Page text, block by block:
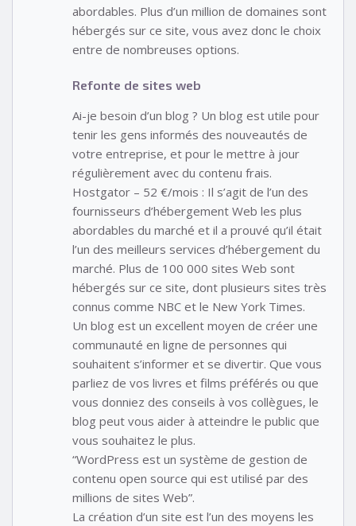
abordables. Plus d’un million de domaines sont
hébergés sur ce site, vous avez donc le choix
entre de nombreuses options.
Refonte de sites web
Ai-je besoin d’un blog ? Un blog est utile pour
tenir les gens informés des nouveautés de
votre entreprise, et pour le mettre à jour
régulièrement avec du contenu frais.
Hostgator – 52 €/mois : Il s’agit de l’un des
fournisseurs d’hébergement Web les plus
abordables du marché et il a prouvé qu’il était
l’un des meilleurs services d’hébergement du
marché. Plus de 100 000 sites Web sont
hébergés sur ce site, dont plusieurs sites très
connus comme NBC et le New York Times.
Un blog est un excellent moyen de créer une
communauté en ligne de personnes qui
souhaitent s’informer et se divertir. Que vous
parliez de vos livres et films préférés ou que
vous donniez des conseils à vos collègues, le
blog peut vous aider à atteindre le public que
vous souhaitez le plus.
“WordPress est un système de gestion de
contenu open source qui est utilisé par des
millions de sites Web”.
La création d’un site est l’un des moyens les